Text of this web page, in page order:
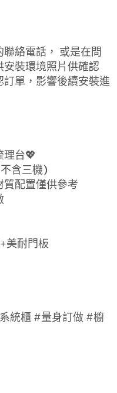
絡電話， 或是在問
安裝環境照片供確認
單，影響後續安裝進
理台💖
含三機)
質配置僅供參考
美耐門板
統櫃 #量身訂做 #櫥